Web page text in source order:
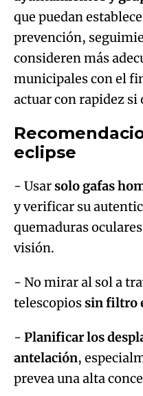
que puedan
prevención,
consideren más
municipales con el
actuar con rapidez
eclipse
- Usarsolo gafas
y verificar su
quemaduras
visión.
- No mirar al sol a
telescopiossin filtro
- Planificar los
antelación,
prevea una alta